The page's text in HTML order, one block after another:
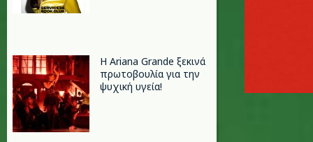
Η Ariana Grande ξεκινά
πρωτοβουλία για την
ψυχική υγεία!